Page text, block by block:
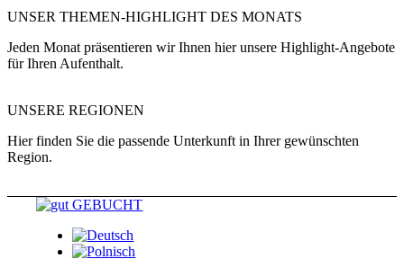
UNSER THEMEN-HIGHLIGHT DES MONATS
Jeden Monat präsentieren wir Ihnen hier unsere Highlight-Angebote
für Ihren Aufenthalt.
UNSERE REGIONEN
Hier finden Sie die passende Unterkunft in Ihrer gewünschten
Region.